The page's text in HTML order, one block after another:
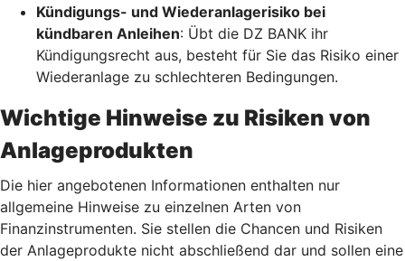
Kündigungs- und Wiederanlagerisiko bei
kündbaren Anleihen: Übt die DZ BANK ihr
Kündigungsrecht aus, besteht für Sie das Risiko einer
Wiederanlage zu schlechteren Bedingungen.
Wichtige Hinweise zu Risiken von
Anlageprodukten
Die hier angebotenen Informationen enthalten nur
allgemeine Hinweise zu einzelnen Arten von
Finanzinstrumenten. Sie stellen die Chancen und Risiken
der Anlageprodukte nicht abschließend dar und sollen eine